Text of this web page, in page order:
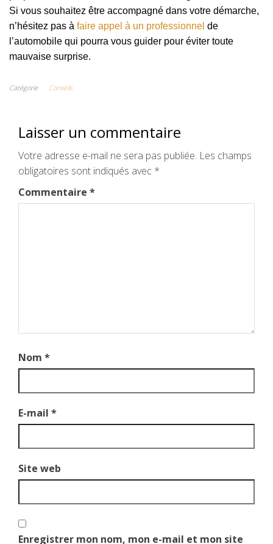
Si vous souhaitez être accompagné dans votre démarche,
n’hésitez pas à faire appel à un professionnel de
l’automobile qui pourra vous guider pour éviter toute
mauvaise surprise.
Catégorie Conseils
Laisser un commentaire
Votre adresse e-mail ne sera pas publiée. Les champs
obligatoires sont indiqués avec *
Commentaire *
Nom *
E-mail *
Site web
Enregistrer mon nom, mon e-mail et mon site